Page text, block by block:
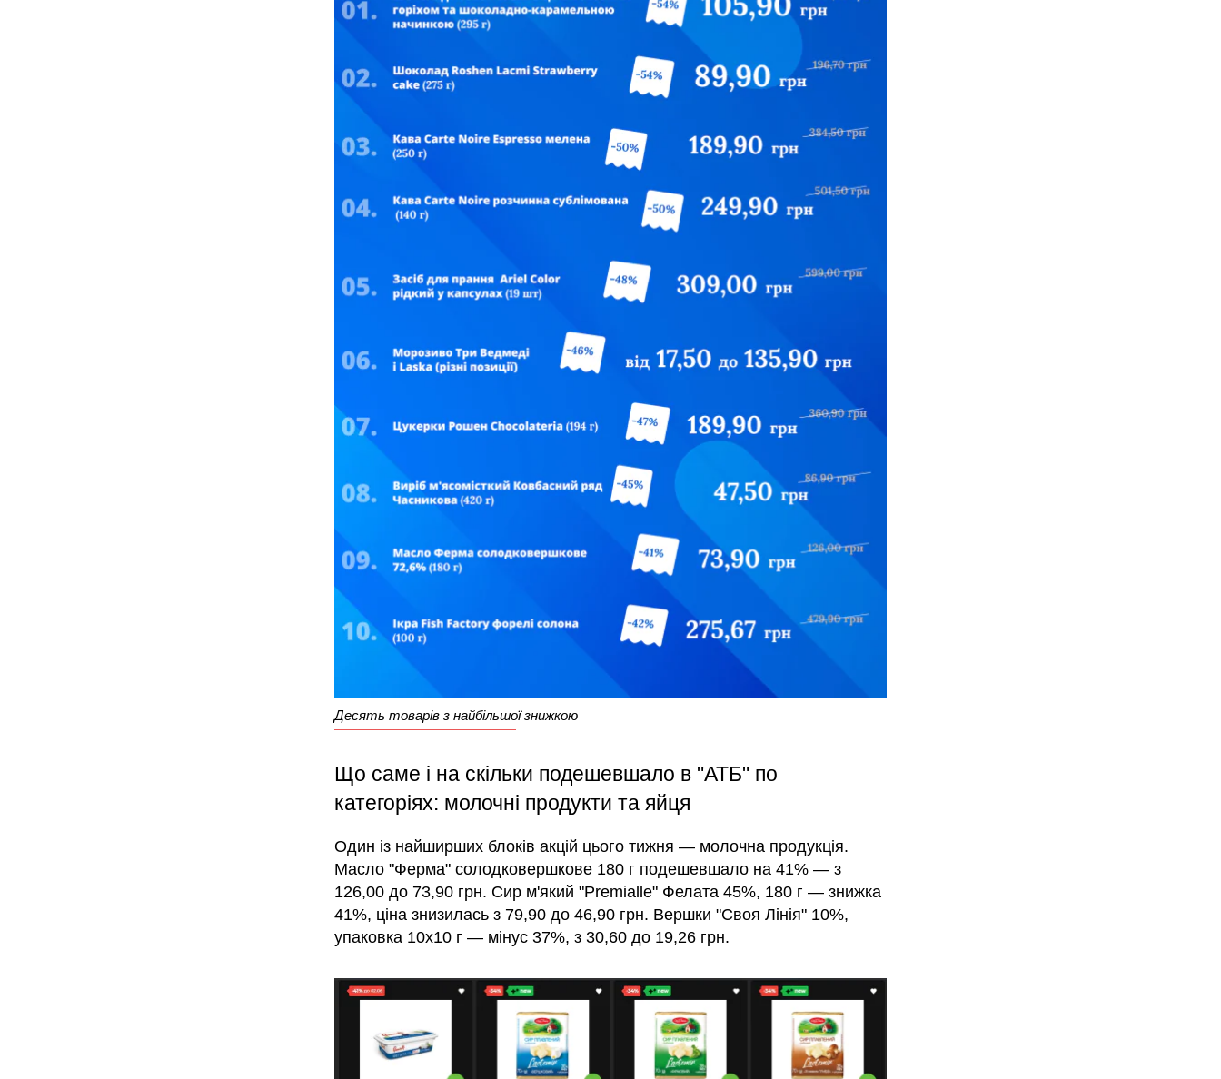
Десять товарів з найбільшої знижкою
Що саме і на скільки подешевшало в "АТБ" по
категоріях: молочні продукти та яйця
Один із найширших блоків акцій цього тижня — молочна продукція.
Масло "Ферма" солодковершкове 180 г подешевшало на 41% — з
126,00 до 73,90 грн. Сир м'який "Premialle" Фелата 45%, 180 г — знижка
41%, ціна знизилась з 79,90 до 46,90 грн. Вершки "Своя Лінія" 10%,
упаковка 10х10 г — мінус 37%, з 30,60 до 19,26 грн.